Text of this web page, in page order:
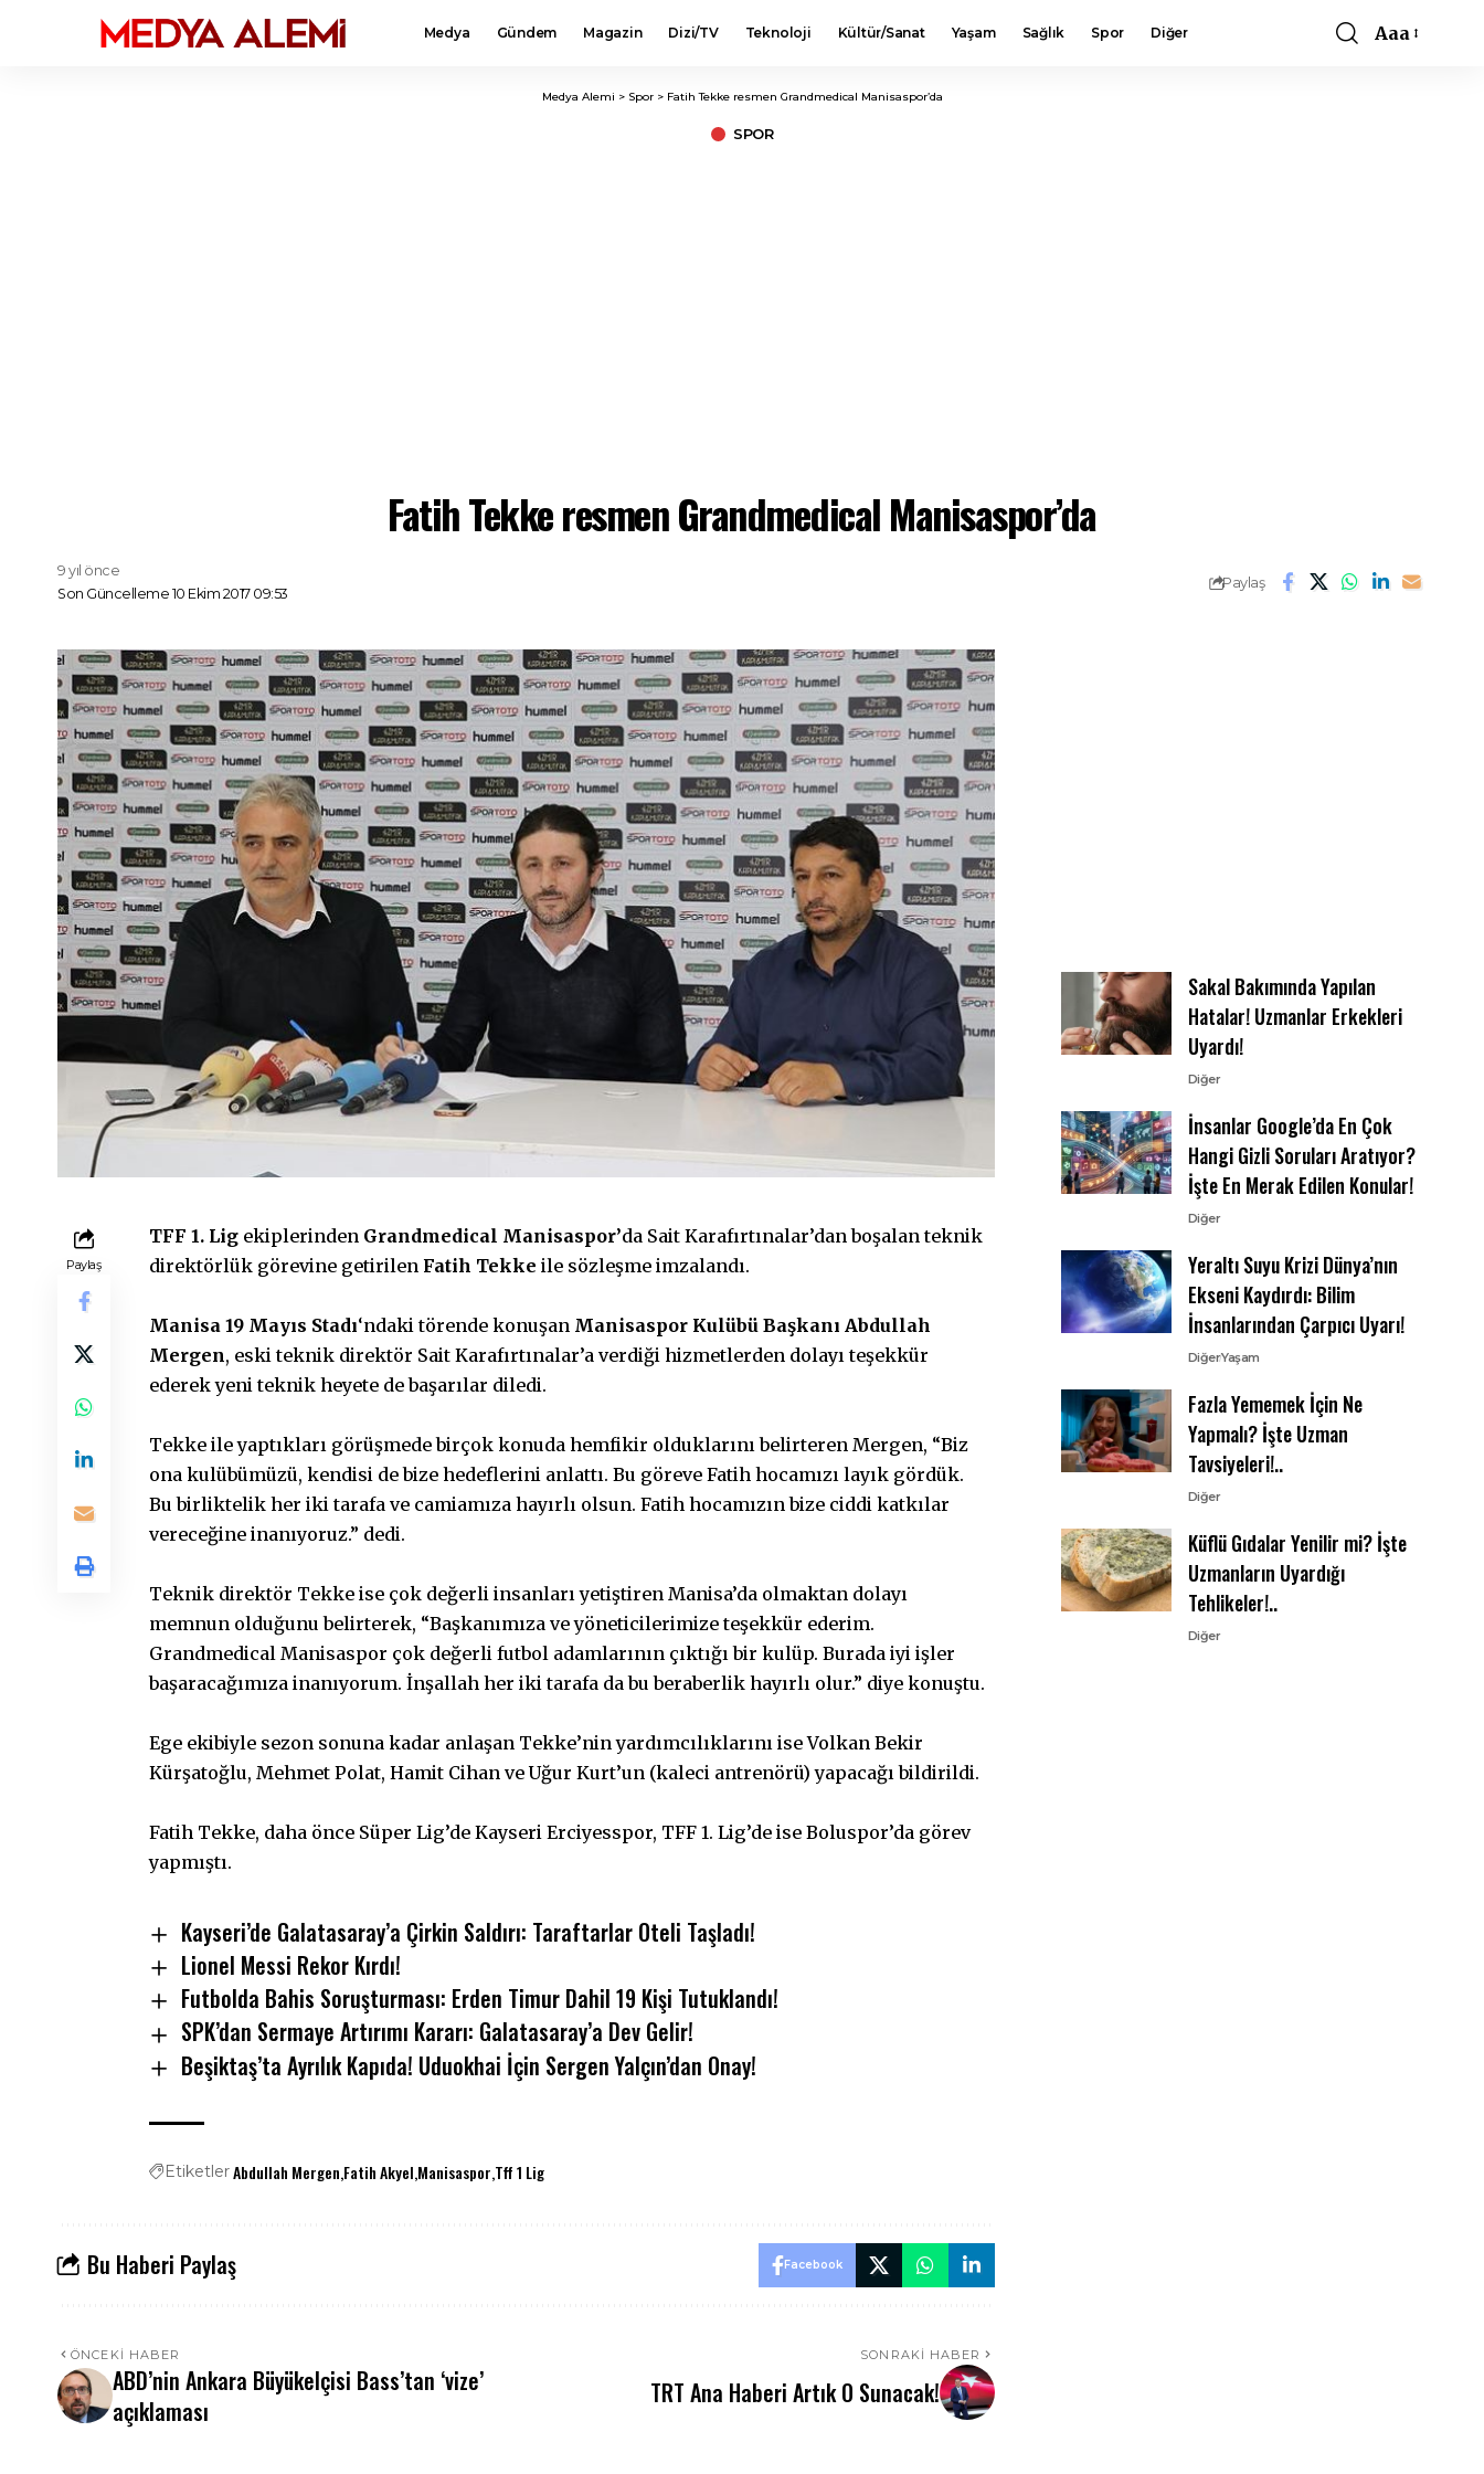
Medya Gündem Magazin Dizi/TV Teknoloji Kültür/Sanat Yaşam Sağlık Spor Diğer
Font
Aaa
Medya Alemi > Spor> Fatih Tekke resmen Grandmedical Manisaspor’da
SPOR
Fatih Tekke resmen Grandmedical Manisaspor’da
Son Güncelleme 10 Ekim 2017 09:53
9 yıl önce
Paylaş
Paylaş
TFF 1. Lig ekiplerinden Grandmedical Manisaspor’da Sait Karafırtınalar’dan boşalan teknik
direktörlük görevine getirilen Fatih Tekkeile sözleşme imzalandı.
Manisa 19 Mayıs Stadı‘ndaki törende konuşan Manisaspor Kulübü Başkanı Abdullah
Mergen, eski teknik direktör Sait Karafırtınalar’a verdiği hizmetlerden dolayı teşekkür
ederek yeni teknik heyete de başarılar diledi.
Tekke ile yaptıkları görüşmede birçok konuda hemfikir olduklarını belirteren Mergen, “Biz
ona kulübümüzü, kendisi de bize hedeflerini anlattı. Bu göreve Fatih hocamızı layık gördük.
Bu birliktelik her iki tarafa ve camiamıza hayırlı olsun. Fatih hocamızın bize ciddi katkılar
vereceğine inanıyoruz.” dedi.
Teknik direktör Tekke ise çok değerli insanları yetiştiren Manisa’da olmaktan dolayı
memnun olduğunu belirterek, “Başkanımıza ve yöneticilerimize teşekkür ederim.
Grandmedical Manisaspor çok değerli futbol adamlarının çıktığı bir kulüp. Burada iyi işler
başaracağımıza inanıyorum. İnşallah her iki tarafa da bu beraberlik hayırlı olur.” diye konuştu.
Ege ekibiyle sezon sonuna kadar anlaşan Tekke’nin yardımcılıklarını ise Volkan Bekir
Kürşatoğlu, Mehmet Polat, Hamit Cihan ve Uğur Kurt’un (kaleci antrenörü) yapacağı bildirildi.
Fatih Tekke, daha önce Süper Lig’de Kayseri Erciyesspor, TFF 1. Lig’de ise Boluspor’da görev
yapmıştı.
Kayseri’de Galatasaray’a Çirkin Saldırı: Taraftarlar Oteli Taşladı!
Lionel Messi Rekor Kırdı!
Futbolda Bahis Soruşturması: Erden Timur Dahil 19 Kişi Tutuklandı!
SPK’dan Sermaye Artırımı Kararı: Galatasaray’a Dev Gelir!
Beşiktaş’ta Ayrılık Kapıda! Uduokhai İçin Sergen Yalçın’dan Onay!
EtiketlerAbdullah Mergen Fatih Akyel Manisaspor Tff 1 Lig
Bu Haberi Paylaş Facebook
ÖNCEKI HABER
ABD’nin Ankara Büyükelçisi Bass’tan ‘vize’
açıklaması
SONRAKI HABER
TRT Ana Haberi Artık O Sunacak!
Sakal Bakımında Yapılan
Hatalar! Uzmanlar Erkekleri
Uyardı!
Diğer
İnsanlar Google’da En Çok
Hangi Gizli Soruları Aratıyor?
İşte En Merak Edilen Konular!
Diğer
Yeraltı Suyu Krizi Dünya’nın
Ekseni Kaydırdı: Bilim
İnsanlarından Çarpıcı Uyarı!
DiğerYaşam
Fazla Yememek İçin Ne
Yapmalı? İşte Uzman
Tavsiyeleri!..
Diğer
Küflü Gıdalar Yenilir mi? İşte
Uzmanların Uyardığı
Tehlikeler!..
Diğer